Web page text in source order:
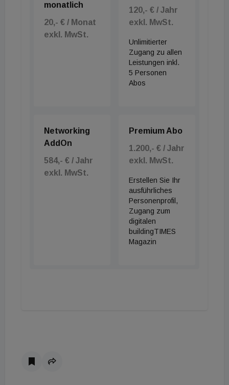
monatlich
20,- € / Monat
exkl. MwSt.
120,- € / Jahr
exkl. MwSt.
Unlimitierter
Zugang zu allen
Leistungen inkl.
5 Personen
Abos
Networking
AddOn
584,- € / Jahr
exkl. MwSt.
Premium Abo
1.200,- € / Jahr
exkl. MwSt.
Erstellen Sie Ihr
ausführliches
Personenprofil,
Zugang zum
digitalen
buildingTIMES
Magazin